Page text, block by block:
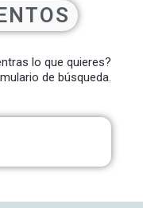
lo que quieres?
de búsqueda.